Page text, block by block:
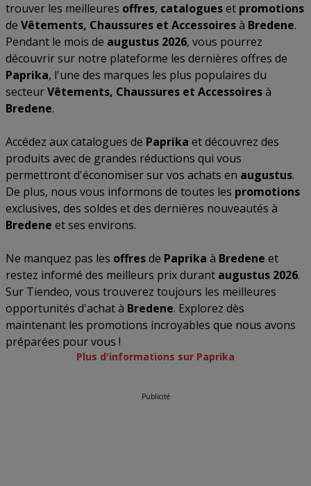
trouver les meilleures offres, catalogueset promotions
de Vêtements, Chaussures et Accessoiresà Bredene.
Pendant le mois de augustus 2026, vous pourrez
découvrir sur notre plateforme les dernières offres de
Paprika, l'une des marques les plus populaires du
secteurVêtements, Chaussures et Accessoiresà
Bredene.
Accédez aux catalogues de Paprika et découvrez des
produits avec de grandes réductions qui vous
permettront d'économiser sur vos achats en augustus.
De plus, nous vous informons de toutes les promotions
exclusives, des soldes et des dernières nouveautés à
Bredene et ses environs.
Ne manquez pas les offresde Paprika à Bredene et
restez informé des meilleurs prix durant augustus 2026.
Sur Tiendeo, vous trouverez toujours les meilleures
opportunités d'achat à Bredene. Explorez dès
maintenant les promotions incroyables que nous avons
préparées pour vous !
Plus d'informations sur Paprika
Publicité